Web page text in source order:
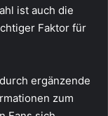
ist auch die
Faktor für
ergänzende
zum